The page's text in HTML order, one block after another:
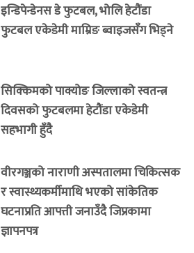
इन्डिपेन्डेनस डे फुटबल, भोलि हेटौंडा
फुटबल एकेडेमी माम्रिङ ब्वाइजसँग भिड्ने
सिक्किमको पाक्योङ जिल्लाको स्वतन्त्र
दिवसको फुटबलमा हेटौंडा एकेडेमी
सहभागी हुँदै
वीरगञ्जको नाराणी अस्पतालमा चिकित्सक
र स्वास्थ्यकर्मीमाथि भएको सांकेतिक
घटनाप्रति आपत्ती जनाउँदै जिप्रकामा
ज्ञापनपत्र